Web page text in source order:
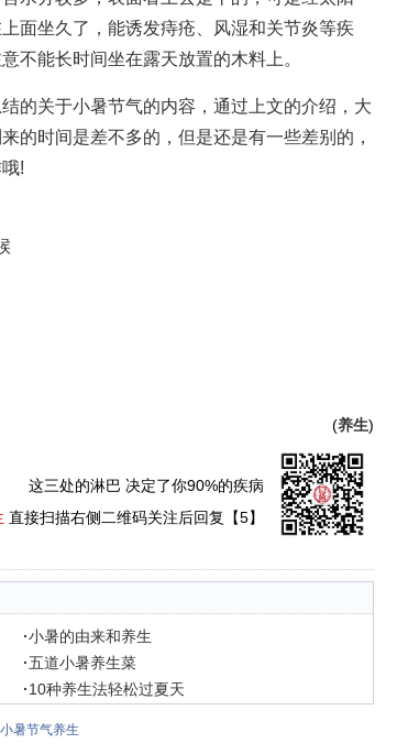
面坐久了，能诱发痔疮、风湿和关节炎等疾
不能长时间坐在露天放置的木料上。
的关于小暑节气的内容，通过上文的介绍，大
的时间是差不多的，但是还是有一些差别的，
!
(养生)
这三处的淋巴 决定了你90%的疾病
直接扫描右侧二维码关注后回复【5】
·小暑的由来和养生
·五道小暑养生菜
·10种养生法轻松过夏天
小暑节气养生